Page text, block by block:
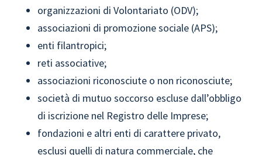
organizzazioni di Volontariato (ODV);
associazioni di promozione sociale (APS);
enti filantropici;
reti associative;
associazioni riconosciute o non riconosciute;
società di mutuo soccorso escluse dall’obbligo
di iscrizione nel Registro delle Imprese;
fondazioni e altri enti di carattere privato,
esclusi quelli di natura commerciale, che